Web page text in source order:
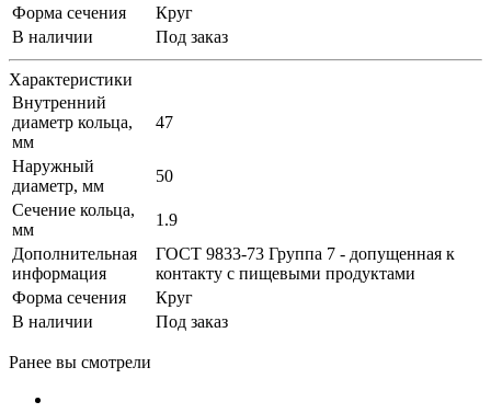
Форма сечения
Круг
В наличии
Под заказ
Характеристики
Внутренний
диаметр кольца,
мм
47
Наружный
диаметр, мм
50
Сечение кольца,
мм
1.9
Дополнительная
информация
ГОСТ 9833-73 Группа 7 - допущенная к
контакту с пищевыми продуктами
Форма сечения
Круг
В наличии
Под заказ
Ранее вы смотрели